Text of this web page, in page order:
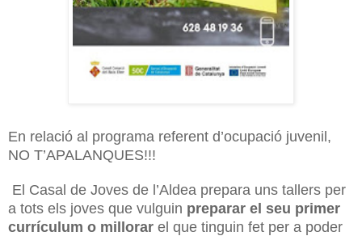
En relació al programa referent d’ocupació juvenil,
NO T’APALANQUES!!!
El Casal de Joves de l’Aldea prepara uns tallers per
a tots els joves que vulguin preparar el seu primer
currículum o millorar el que tinguin fet per a poder